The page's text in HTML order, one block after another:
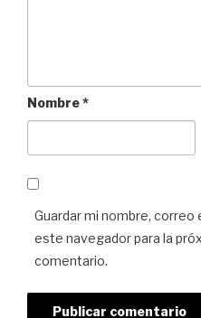
Nombre*
Guardar mi nombre,
este navegador para la
comentario.